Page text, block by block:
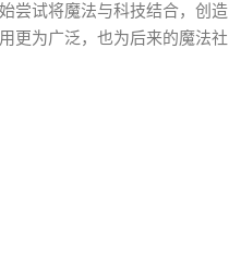
尝试将魔法与科技结合，创造
更为广泛，也为后来的魔法社